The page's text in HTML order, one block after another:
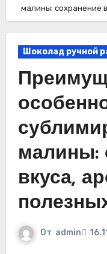
малины: сохранение
Шоколад ручной
малины:
вкуса,
От admin